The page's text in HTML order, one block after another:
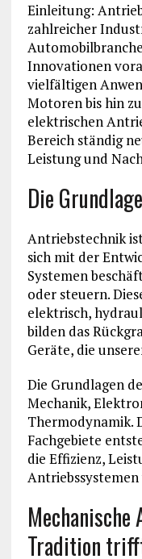
Einleitung:
zahlreicher
Innovationen
vielfältigen
Motoren bis hin
elektrischen
Bereich ständig
Leistung und
Die
Antriebstechnik
sich mit der
Systemen
oder steuern.
elektrisch,
bilden das
Geräte, die
Die Grundlagen
Mechanik,
Thermodynamik.
Fachgebiete
die Effizienz,
Antriebssystemen
Tradition